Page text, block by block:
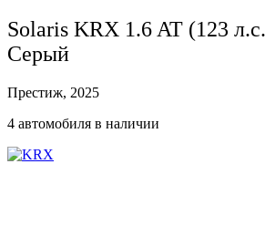
Solaris KRX 1.6 AT (123
Серый
Престиж, 2025
4 автомобиля в наличии